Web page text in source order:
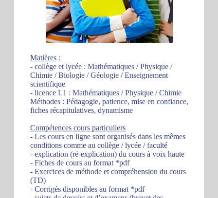
Matières :
- collège et lycée : Mathématiques / Physique /
Chimie / Biologie / Géologie / Enseignement
scientifique
- licence L1 : Mathématiques / Physique / Chimie
Méthodes : Pédagogie, patience, mise en confiance,
fiches récapitulatives, dynamisme
Compétences cours particuliers
- Les cours en ligne sont organisés dans les mêmes
conditions comme au collège / lycée / faculté
- explication (ré-explication) du cours à voix haute
- Fiches de cours au format *pdf
- Exercices de méthode et compréhension du cours
(TD)
- Corrigés disponibles au format *pdf